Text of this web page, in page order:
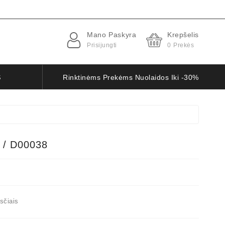
Mano Paskyra
Prisijungti
Krepšelis
0 Prekės
Rinktinėms Prekėms Nuolaidos Iki -30%
/ D00038